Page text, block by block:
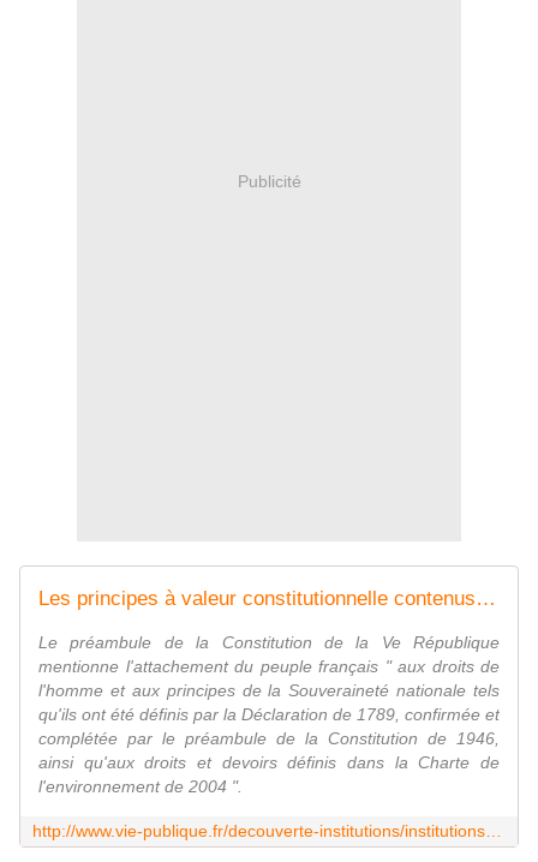
Publicité
Les principes à valeur constitutionnelle contenus dans la Déclaration des droits de l'homme et du citoyen, le préambule de la Constitution de 1946 et la Charte de l'environnement - Approfondissements Découverte des institutions - Repères - vie-publique.fr
Le préambule de la Constitution de la Ve République
mentionne l'attachement du peuple français " aux droits de
l'homme et aux principes de la Souveraineté nationale tels
qu'ils ont été définis par la Déclaration de 1789, confirmée et
complétée par le préambule de la Constitution de 1946,
ainsi qu'aux droits et devoirs définis dans la Charte de
l'environnement de 2004 ".